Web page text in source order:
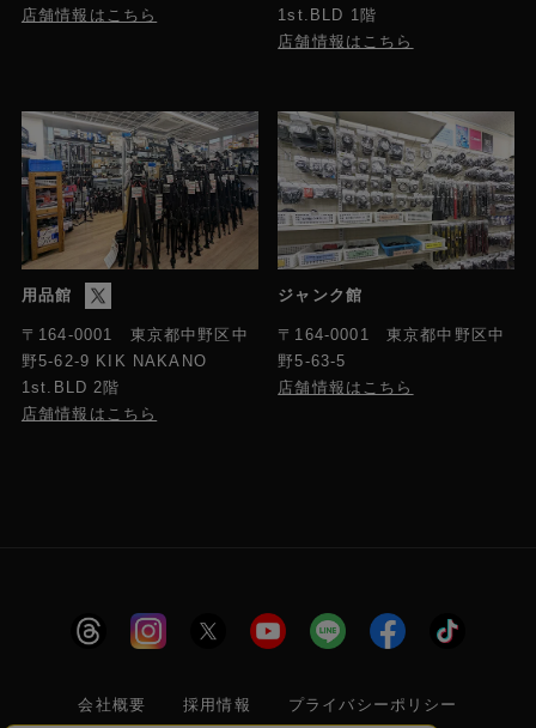
店舗情報はこちら
1st.BLD 1階
店舗情報はこちら
用品館
〒164-0001 東京都中野区中
野5-62-9 KIK NAKANO
1st.BLD 2階
店舗情報はこちら
ジャンク館
〒164-0001 東京都中野区中
野5-63-5
店舗情報はこちら
会社概要 採用情報 プライバシーポリシー